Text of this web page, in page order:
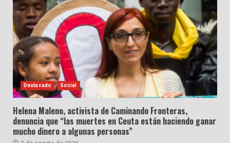
Destacado Social
Helena Maleno, activista de Caminando Fronteras,
denuncia que “las muertes en Ceuta están haciendo ganar
mucho dinero a algunas personas”